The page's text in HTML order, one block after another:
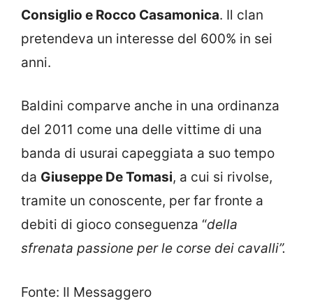
Consiglio e Rocco Casamonica. Il clan
pretendeva un interesse del 600% in sei
anni.
Baldini comparve anche in una ordinanza
del 2011 come una delle vittime di una
banda di usurai capeggiata a suo tempo
da Giuseppe De Tomasi, a cui si rivolse,
tramite un conoscente, per far fronte a
debiti di gioco conseguenza “della
sfrenata passione per le corse dei cavalli”.
Fonte: Il Messaggero